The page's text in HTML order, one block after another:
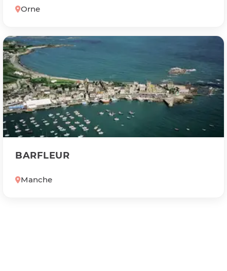
Orne
BARFLEUR
Manche